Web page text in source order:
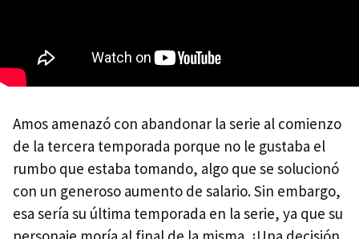
Amos amenazó con abandonar la serie al comienzo
de la tercera temporada porque no le gustaba el
rumbo que estaba tomando, algo que se solucionó
con un generoso aumento de salario. Sin embargo,
esa sería su última temporada en la serie, ya que su